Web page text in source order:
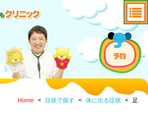
Home < 症状で探す < 体に出る症状 < 足